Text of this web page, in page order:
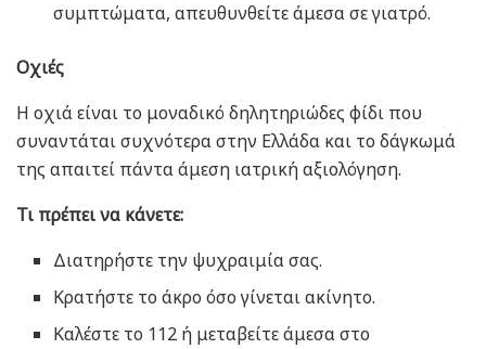
συμπτώματα, απευθυνθείτε άμεσα σε γιατρό.
Οχιές
Η οχιά είναι το μοναδικό δηλητηριώδες φίδι που
συναντάται συχνότερα στην Ελλάδα και το δάγκωμά
της απαιτεί πάντα άμεση ιατρική αξιολόγηση.
Τι πρέπει να κάνετε:
Διατηρήστε την ψυχραιμία σας.
Κρατήστε το άκρο όσο γίνεται ακίνητο.
Καλέστε το 112 ή μεταβείτε άμεσα στο